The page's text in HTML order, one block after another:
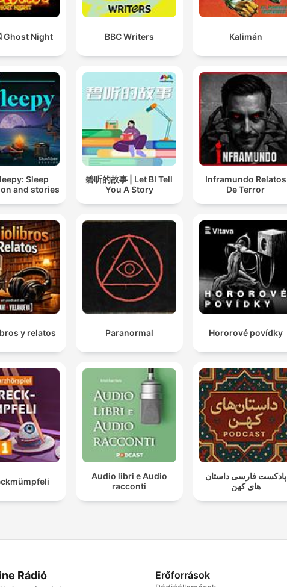
Ghost Night BBC Writers Kalimán
Sleep
and stories
碧听的故事 | Let BI Tell
You A Story
Inframundo Relatos
De Terror
y relatos Paranormal Hororové povídky
Audio libri e Audio
racconti
پادکست فارسی داستان
های کهن
Rádió Erőforrások